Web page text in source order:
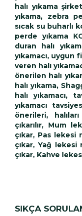
halı yıkama
yıkama, zebra
sıcak su buharlı
perde yıkama
duran halı
yıkamacı, uygun
veren halı
önerilen halı
halı yıkama,
halı yıkamacı,
yıkamacı
önerileri,
çıkarılır, Mum
çıkar, Pas lekesi
çıkar, Yağ lekesi
çıkar, Kahve
SIKÇA